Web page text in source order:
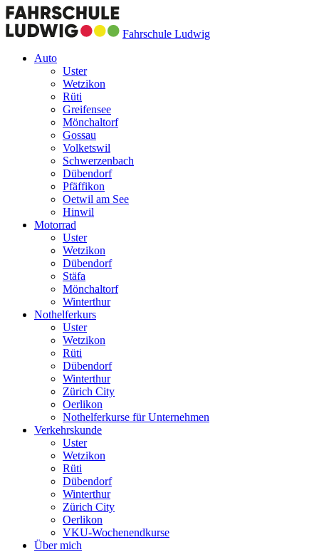
Fahrschule Ludwig
Auto
Uster
Wetzikon
Rüti
Greifensee
Mönchaltorf
Gossau
Volketswil
Schwerzenbach
Dübendorf
Pfäffikon
Oetwil am See
Hinwil
Motorrad
Uster
Wetzikon
Dübendorf
Stäfa
Mönchaltorf
Winterthur
Nothelferkurs
Uster
Wetzikon
Rüti
Dübendorf
Winterthur
Zürich City
Oerlikon
Nothelferkurse für Unternehmen
Verkehrskunde
Uster
Wetzikon
Rüti
Dübendorf
Winterthur
Zürich City
Oerlikon
VKU-Wochenendkurse
Über mich